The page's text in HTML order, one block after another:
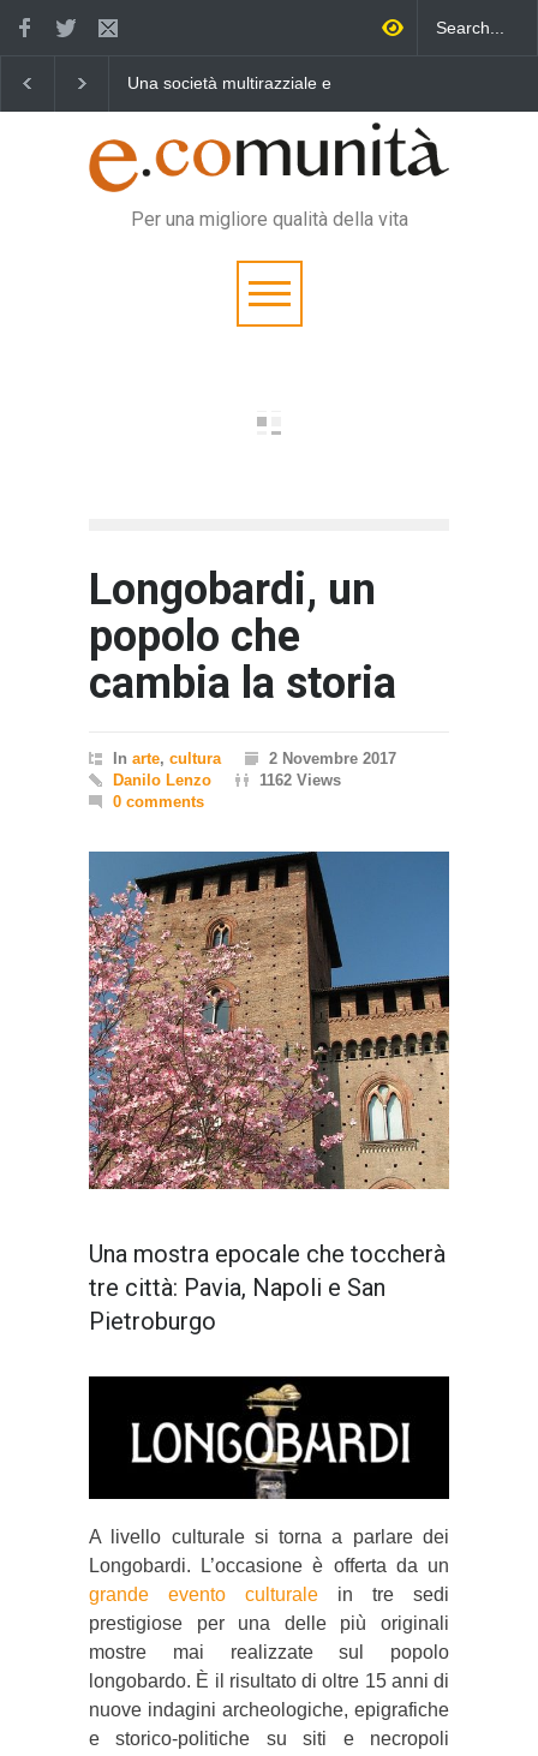
società multirazziale e
Benedetta primavera,
Per una migliore qualità della vita
Longobardi, un
popolo che
cambia la storia
In arte, cultura
2 Novembre 2017
Danilo Lenzo
1162 Views
0 comments
Una mostra epocale che toccherà
tre città: Pavia, Napoli e San
Pietroburgo
A livello culturale si torna a parlare dei
Longobardi. L’occasione è offerta da un
grande evento culturale in tre sedi
prestigiose per una delle più originali
mostre mai realizzate sul popolo
longobardo. È il risultato di oltre 15 anni di
nuove indagini archeologiche, epigrafiche
e storico-politiche su siti e necropoli